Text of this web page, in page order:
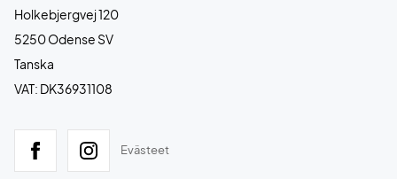
Holkebjergvej 120
5250 Odense SV
Tanska
VAT: DK36931108
Evästeet